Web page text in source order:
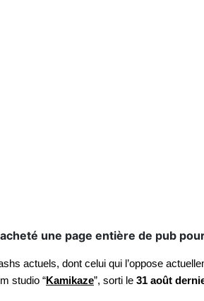
acheté une page entière de pub
actuels, dont celui qui l’oppose
studio “Kamikaze”, sorti le 31 août